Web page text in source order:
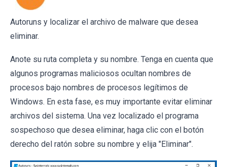
Autoruns y localizar el archivo de malware que desea
eliminar.
Anote su ruta completa y su nombre. Tenga en cuenta que
algunos programas maliciosos ocultan nombres de
procesos bajo nombres de procesos legítimos de
Windows. En esta fase, es muy importante evitar eliminar
archivos del sistema. Una vez localizado el programa
sospechoso que desea eliminar, haga clic con el botón
derecho del ratón sobre su nombre y elija "Eliminar".